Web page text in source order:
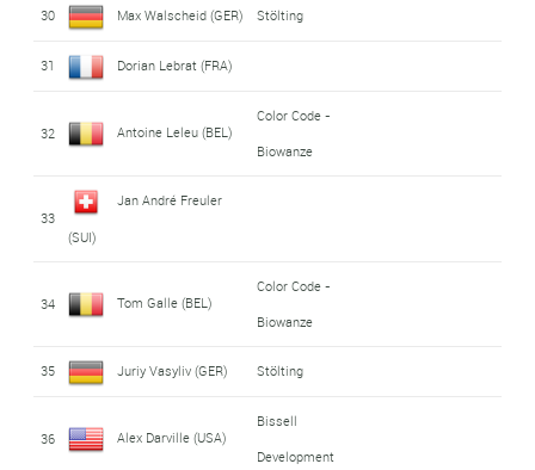
30 Max Walscheid (GER) Stölting
31 Dorian Lebrat (FRA)
32 Antoine Leleu (BEL)
Color Code -
Biowanze
33
Jan André Freuler
(SUI)
34 Tom Galle (BEL)
Color Code -
Biowanze
35 Juriy Vasyliv (GER) Stölting
36 Alex Darville (USA)
Bissell
Development